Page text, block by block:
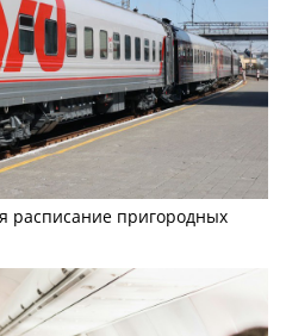
расписание пригородных